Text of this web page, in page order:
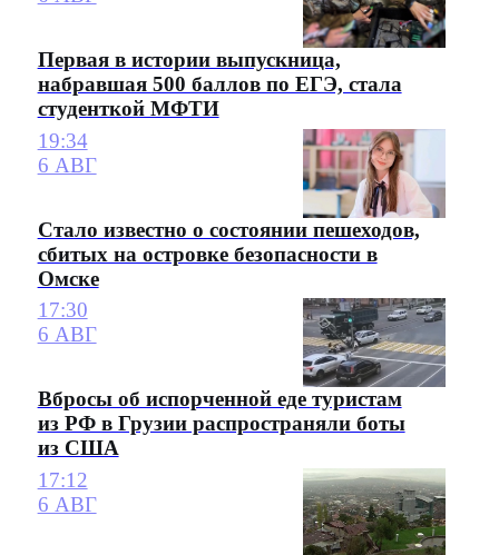
Первая в истории выпускница,
набравшая 500 баллов по ЕГЭ, стала
студенткой МФТИ
19:34
6 АВГ
Стало известно о состоянии пешеходов,
сбитых на островке безопасности в
Омске
17:30
6 АВГ
Вбросы об испорченной еде туристам
из РФ в Грузии распространяли боты
из США
17:12
6 АВГ